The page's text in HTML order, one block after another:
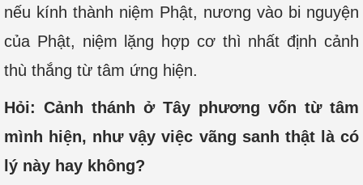
nếu kính thành niệm Phật, nương vào bi nguyện
của Phật, niệm lặng hợp cơ thì nhất định cảnh
thù thắng từ tâm ứng hiện.
Hỏi: Cảnh thánh ở Tây phương vốn từ tâm
mình hiện, như vậy việc vãng sanh thật là có
lý này hay không?